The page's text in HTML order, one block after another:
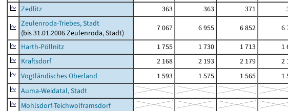
Zedlitz
363 363 371
Zeulenroda-Triebes, Stadt
(bis 31.01.2006 Zeulenroda, Stadt)
7 067 6 955 6 852 6
Harth-Pöllnitz
1 755 1 730 1 713 1
Kraftsdorf
2 168 2 193 2 179 2
Vogtländisches Oberland
1 593 1 575 1 565 1
Auma-Weidatal, Stadt
Mohlsdorf-Teichwolframsdorf